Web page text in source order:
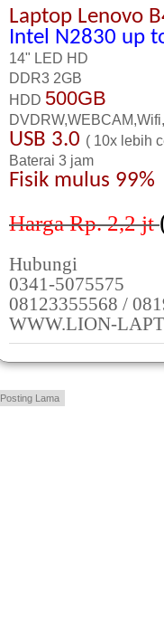
Laptop Lenovo
Intel N2830 up
14" LED HD
DDR3 2GB
HDD 500GB
USB 3.0 ( 10x lebih
Baterai 3 jam
Fisik mulus 99%
Harga Rp. 2,2jt
Hubungi
0341-5075575
08123355568 /
WWW.LION-
Posting Lama